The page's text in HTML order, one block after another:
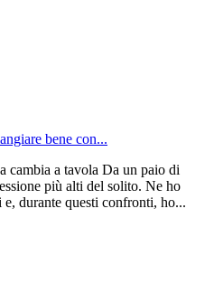
bene con...
cambia a tavola Da un paio di
più alti del solito. Ne ho
durante questi confronti, ho...